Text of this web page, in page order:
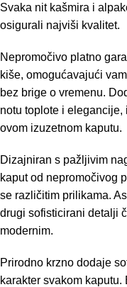
Svaka nit kašmira i
osigurali najviši kvalitet.
Nepromočivo platno
kiše, omogućavajući
bez brige o vremenu.
notu toplote i
ovom izuzetnom kaputu.
Dizajniran s pažljivim
kaput od nepromočivog
se različitim prilikama.
drugi sofisticirani detalji
modernim.
Prirodno krzno dodaje
karakter svakom